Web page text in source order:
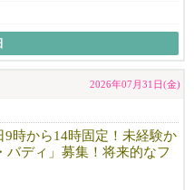
大切にしています。
フ主導でチャリティーイベン
え、みんなで成長していく。
2026年07月31日(金)
9時から14時固定！未経験か
バディ」募集！将来的なフ